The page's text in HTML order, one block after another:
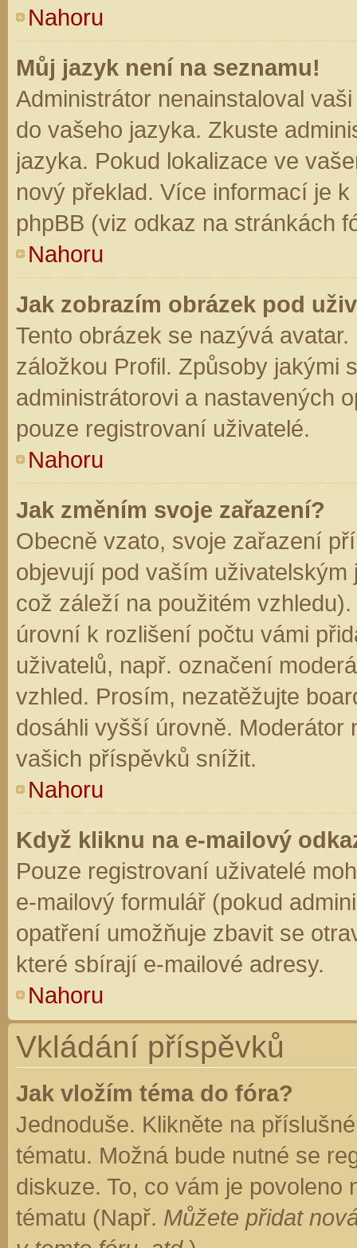
Nahoru
Můj jazyk není na seznamu!
Administrátor nenainstaloval
do vašeho jazyka. Zkuste
jazyka. Pokud lokalizace ve
nový překlad. Více informací je
phpBB (viz odkaz na stránkách
Nahoru
Jak zobrazím obrázek pod
Tento obrázek se nazývá
záložkou Profil. Způsoby jakými
administrátorovi a nastavených
pouze registrovaní uživatelé.
Nahoru
Jak změním svoje zařazení?
Obecně vzato, svoje zařazení
objevují pod vaším
což záleží na použitém
úrovní k rozlišení počtu vámi
uživatelů, např. označení
vzhled. Prosím, nezatěžujte
dosáhli vyšší úrovně. Moderátor
vašich příspěvků snížit.
Nahoru
Když kliknu na e-mailový
Pouze registrovaní uživatelé
e-mailový formulář (pokud
opatření umožňuje zbavit se
které sbírají e-mailové adresy.
Nahoru
Vkládání příspěvků
Jak vložím téma do fóra?
Jednoduše. Klikněte na
tématu. Možná bude nutné se
diskuze. To, co vám je
tématu (Např. Můžete přidat